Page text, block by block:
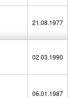
21.08.1977
02.03.1990
06.01.1987